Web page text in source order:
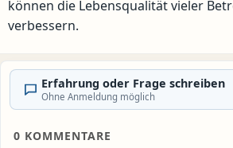
können die Lebensqualität vieler
verbessern.
Erfahrung oder Frage schreiben
Ohne Anmeldung möglich
0 KOMMENTARE